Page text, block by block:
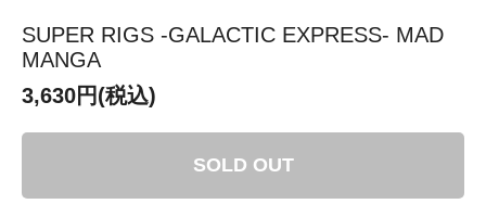
SUPER RIGS -GALACTIC EXPRESS- MAD
MANGA
3,630円(税込)
SOLD OUT